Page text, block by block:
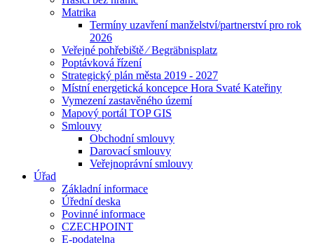
Matrika
Termíny uzavření manželství/partnerství pro rok
2026
Veřejné pohřebiště ⁄ Begräbnisplatz
Poptávková řízení
Strategický plán města 2019 - 2027
Místní energetická koncepce Hora Svaté Kateřiny
Vymezení zastavěného území
Mapový portál TOP GIS
Smlouvy
Obchodní smlouvy
Darovací smlouvy
Veřejnoprávní smlouvy
Úřad
Základní informace
Úřední deska
Povinné informace
CZECHPOINT
E-podatelna